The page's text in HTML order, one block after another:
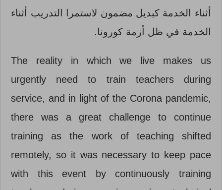
أثناء الخدمة كبديل مضمون لاستمرا التدريب أثناء
الخدمة في ظل أزمة كورونا.
The reality in which we live makes us
urgently need to train teachers during
service, and in light of the Corona pandemic,
there was a great challenge to continue
training as the work of teaching shifted
remotely, so it was necessary to keep pace
with this event by continuously training